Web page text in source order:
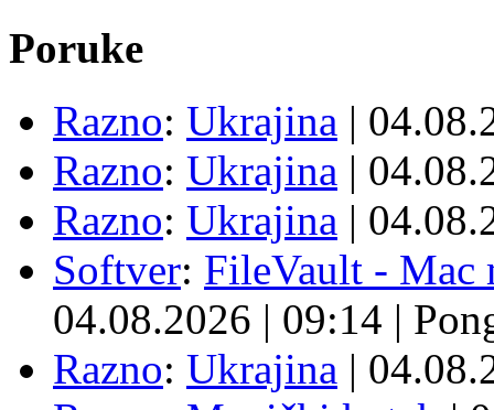
Poruke
Razno: Ukrajina |
Razno: Ukrajina |
Razno: Ukrajina |
Softver: FileVault - Mac
04.08.2026 | 09:14 |
Razno: Ukrajina |